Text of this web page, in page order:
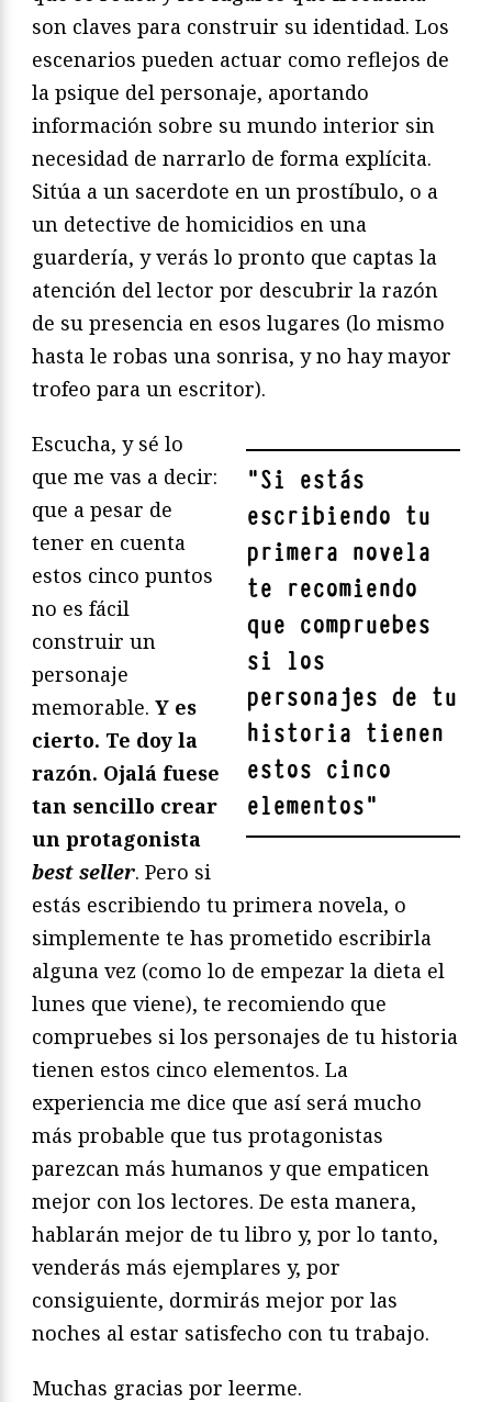
son claves para construir su identidad. Los
escenarios pueden actuar como reflejos de
la psique del personaje, aportando
información sobre su mundo interior sin
necesidad de narrarlo de forma explícita.
Sitúa a un sacerdote en un prostíbulo, o a
un detective de homicidios en una
guardería, y verás lo pronto que captas la
atención del lector por descubrir la razón
de su presencia en esos lugares (lo mismo
hasta le robas una sonrisa, y no hay mayor
trofeo para un escritor).
"Si estás
escribiendo tu
primera novela
te recomiendo
que compruebes
si los
personajes de tu
historia tienen
estos cinco
elementos"
Escucha, y sé lo
que me vas a decir:
que a pesar de
tener en cuenta
estos cinco puntos
no es fácil
construir un
personaje
memorable. Y es
cierto. Te doy la
razón. Ojalá fuese
tan sencillo crear
un protagonista
best seller. Pero si
estás escribiendo tu primera novela, o
simplemente te has prometido escribirla
alguna vez (como lo de empezar la dieta el
lunes que viene), te recomiendo que
compruebes si los personajes de tu historia
tienen estos cinco elementos. La
experiencia me dice que así será mucho
más probable que tus protagonistas
parezcan más humanos y que empaticen
mejor con los lectores. De esta manera,
hablarán mejor de tu libro y, por lo tanto,
venderás más ejemplares y, por
consiguiente, dormirás mejor por las
noches al estar satisfecho con tu trabajo.
Muchas gracias por leerme.